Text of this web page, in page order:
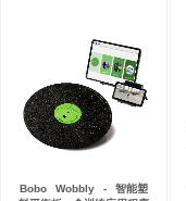
Bobo Wobbly -
智能塑